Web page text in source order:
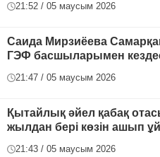
21:52 / 05 маусым 2026
Саида Мирзиёева
ГЭФ басшыларымен
21:47 / 05 маусым 2026
Қытайлық әйел қабақ
жылдан бері көзін ашып
21:43 / 05 маусым 2026